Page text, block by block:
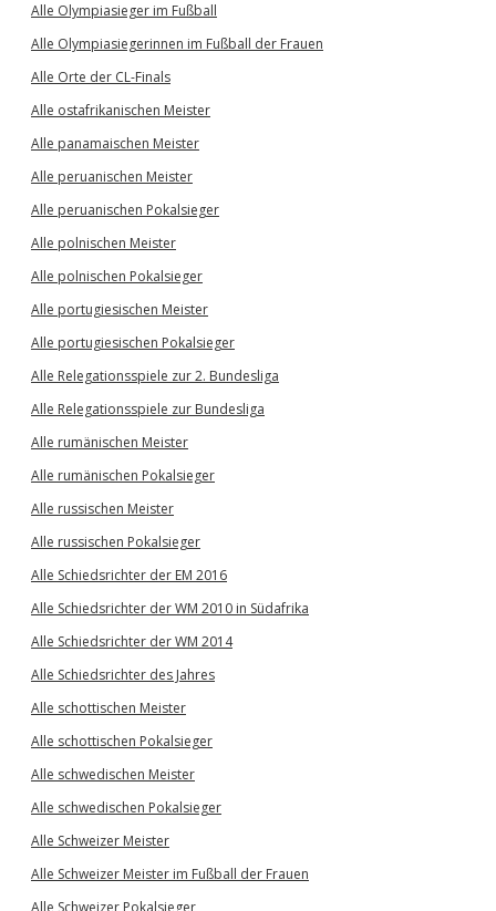
Alle Olympiasieger im Fußball
Alle Olympiasiegerinnen im Fußball der Frauen
Alle Orte der CL-Finals
Alle ostafrikanischen Meister
Alle panamaischen Meister
Alle peruanischen Meister
Alle peruanischen Pokalsieger
Alle polnischen Meister
Alle polnischen Pokalsieger
Alle portugiesischen Meister
Alle portugiesischen Pokalsieger
Alle Relegationsspiele zur 2. Bundesliga
Alle Relegationsspiele zur Bundesliga
Alle rumänischen Meister
Alle rumänischen Pokalsieger
Alle russischen Meister
Alle russischen Pokalsieger
Alle Schiedsrichter der EM 2016
Alle Schiedsrichter der WM 2010 in Südafrika
Alle Schiedsrichter der WM 2014
Alle Schiedsrichter des Jahres
Alle schottischen Meister
Alle schottischen Pokalsieger
Alle schwedischen Meister
Alle schwedischen Pokalsieger
Alle Schweizer Meister
Alle Schweizer Meister im Fußball der Frauen
Alle Schweizer Pokalsieger